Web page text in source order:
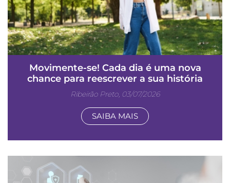
Movimente-se! Cada dia é uma nova
chance para reescrever a sua história
Ribeirão Preto, 03/07/2026
SAIBA MAIS